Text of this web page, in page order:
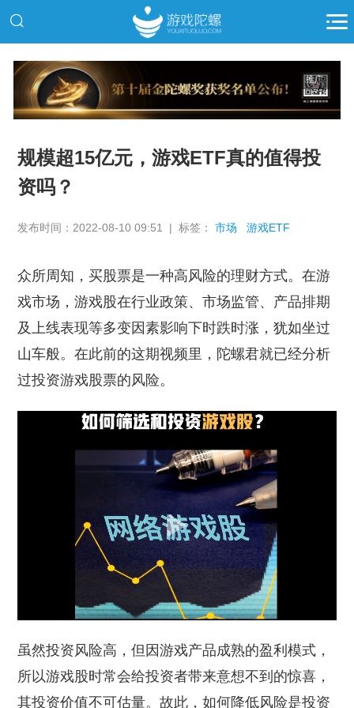
推广
规模超15亿元，游戏ETF真的值得投
资吗？
发布时间：2022-08-10 09:51 | 标签：市场 游戏ETF
众所周知，买股票是一种高风险的理财方式。在游
戏市场，游戏股在行业政策、市场监管、产品排期
及上线表现等多变因素影响下时跌时涨，犹如坐过
山车般。在此前的这期视频里，陀螺君就已经分析
过投资游戏股票的风险。
虽然投资风险高，但因游戏产品成熟的盈利模式，
所以游戏股时常会给投资者带来意想不到的惊喜，
其投资价值不可估量。故此，如何降低风险是投资